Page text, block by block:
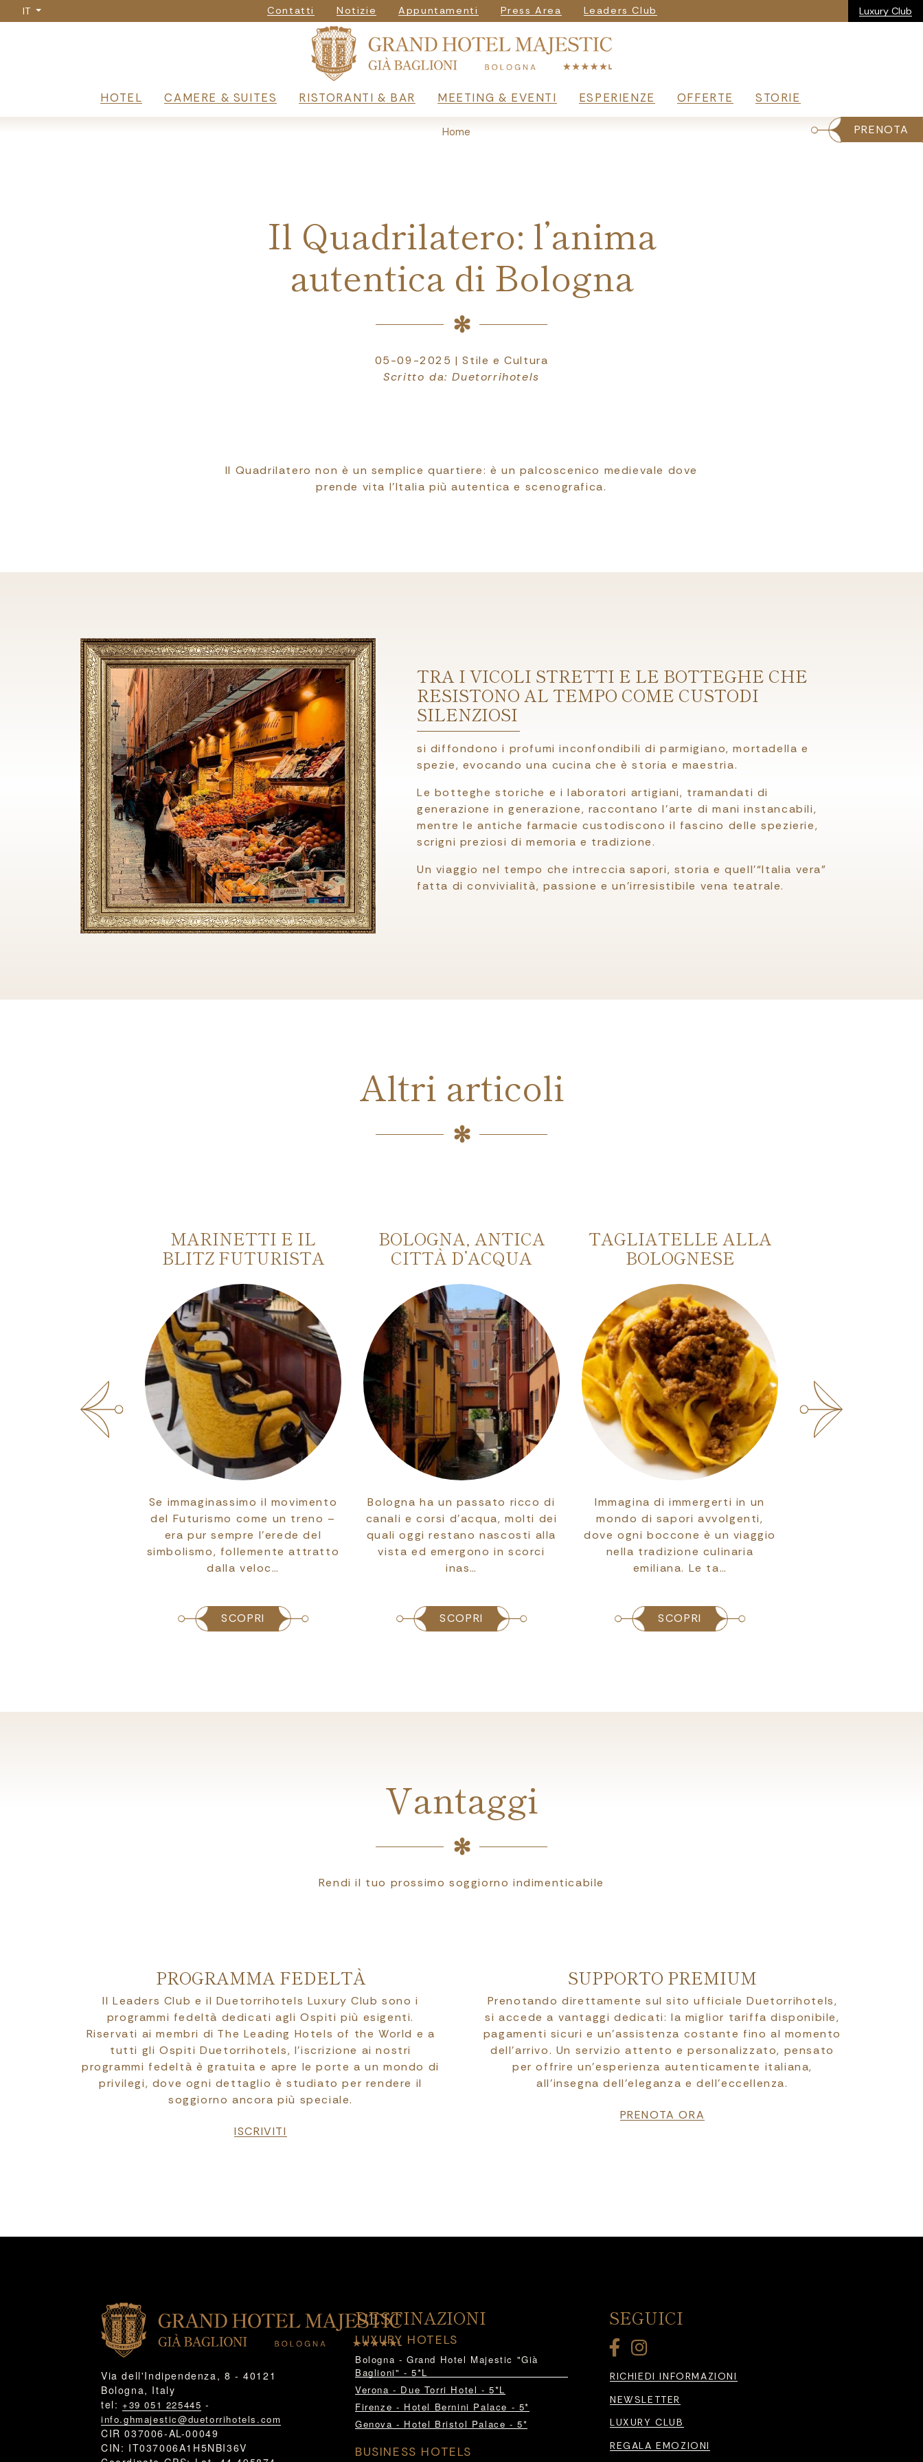
Salta
al
IT Navigazione secondaria
Contatti Notizie Appuntamenti Press Area Leaders Club Luxury Club
Navigazione principale
HOTEL CAMERE & SUITES RISTORANTI & BAR MEETING & EVENTI ESPERIENZE OFFERTE STORIE
PRENOTA
Breadcrumb Home
Il Quadrilatero: l’anima
autentica di Bologna
05-09-2025 | Stile e Cultura
Scritto da: Duetorrihotels
Il Quadrilatero non è un semplice quartiere: è un palcoscenico medievale dove
prende vita l’Italia più autentica e scenografica.
TRA I VICOLI STRETTI E LE BOTTEGHE CHE
RESISTONO AL TEMPO COME CUSTODI
SILENZIOSI
si diffondono i profumi inconfondibili di parmigiano, mortadella e
spezie, evocando una cucina che è storia e maestria.
Le botteghe storiche e i laboratori artigiani, tramandati di
generazione in generazione, raccontano l’arte di mani instancabili,
mentre le antiche farmacie custodiscono il fascino delle spezierie,
scrigni preziosi di memoria e tradizione.
Un viaggio nel tempo che intreccia sapori, storia e quell’“Italia vera”
fatta di convivialità, passione e un’irresistibile vena teatrale.
Altri articoli
MARINETTI E IL
BLITZ FUTURISTA
Se immaginassimo il movimento
del Futurismo come un treno –
era pur sempre l’erede del
simbolismo, follemente attratto
dalla veloc…
SCOPRI
BOLOGNA, ANTICA
CITTÀ D’ACQUA
Bologna ha un passato ricco di
canali e corsi d'acqua, molti dei
quali oggi restano nascosti alla
vista ed emergono in scorci
inas…
SCOPRI
TAGLIATELLE ALLA
BOLOGNESE
Immagina di immergerti in un
mondo di sapori avvolgenti,
dove ogni boccone è un viaggio
nella tradizione culinaria
emiliana. Le ta…
SCOPRI
Vantaggi
Rendi il tuo prossimo soggiorno indimenticabile
PROGRAMMA FEDELTÀ
Il Leaders Club e il Duetorrihotels Luxury Club sono i
programmi fedeltà dedicati agli Ospiti più esigenti.
Riservati ai membri di The Leading Hotels of the World e a
tutti gli Ospiti Duetorrihotels, l’iscrizione ai nostri
programmi fedeltà è gratuita e apre le porte a un mondo di
privilegi, dove ogni dettaglio è studiato per rendere il
soggiorno ancora più speciale.
ISCRIVITI
SUPPORTO PREMIUM
Prenotando direttamente sul sito ufficiale Duetorrihotels,
si accede a vantaggi dedicati: la miglior tariffa disponibile,
pagamenti sicuri e un’assistenza costante fino al momento
dell’arrivo. Un servizio attento e personalizzato, pensato
per offrire un’esperienza autenticamente italiana,
all’insegna dell’eleganza e dell’eccellenza.
PRENOTA ORA
Via dell'Indipendenza, 8 - 40121
Bologna, Italy
tel: +39 051 225445 -
info.ghmajestic@duetorrihotels.com
CIR 037006-AL-00049
CIN: IT037006A1H5NBI36V
DESTINAZIONI
LUXURY HOTELS
Bologna - Grand Hotel Majestic "Già
Baglioni" - 5*L
Verona - Due Torri Hotel - 5*L
Firenze - Hotel Bernini Palace - 5*
Genova - Hotel Bristol Palace - 5*
BUSINESS HOTELS
SEGUICI
RICHIEDI INFORMAZIONI
NEWSLETTER
LUXURY CLUB
REGALA EMOZIONI